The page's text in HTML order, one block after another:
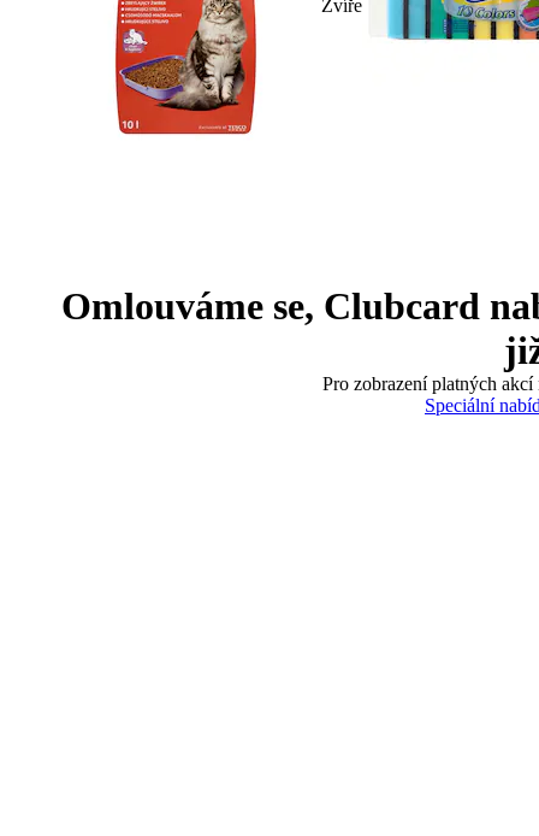
Zvíře
Omlouváme se, Clubcard
Pro zobrazení platných
Speciální